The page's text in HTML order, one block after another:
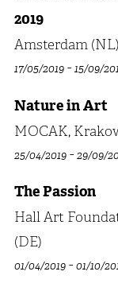
2019
Amsterdam (NL)
17/05/2019-15/09/
Nature in Art
MOCAK,
25/04/2019-29/09/
The Passion
Hall Art
(DE)
01/04/2019-01/10/